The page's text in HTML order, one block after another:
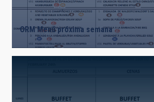
ORM Menú próxima semana